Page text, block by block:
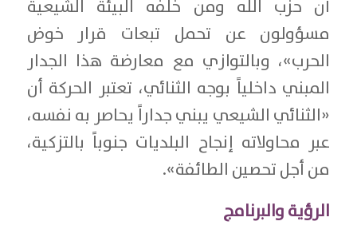
أن حزب الله ومن خلفه البيئة الشيعية
مسؤولون عن تحمل تبعات قرار خوض
الحرب»، وبالتوازي مع معارضة هذا الجدار
المبني داخلياً بوجه الثنائي، تعتبر الحركة أن
«الثنائي الشيعي يبني جداراً يحاصر به نفسه،
عبر محاولاته إنجاح البلديات جنوباً بالتزكية،
من أجل تحصين الطائفة».
الرؤية والبرنامج